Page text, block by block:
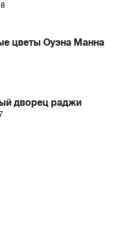
цветы Оуэна Манна
дворец раджи